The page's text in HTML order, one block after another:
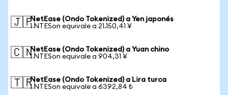
🇯🇵NetEase (Ondo Tokenized) a Yen japonés
1 NTESon equivale a 21.150,41 ¥
🇨🇳NetEase (Ondo Tokenized) a Yuan chino
1 NTESon equivale a 904,31 ¥
🇹🇷NetEase (Ondo Tokenized) a Lira turca
1 NTESon equivale a 6392,84 ₺